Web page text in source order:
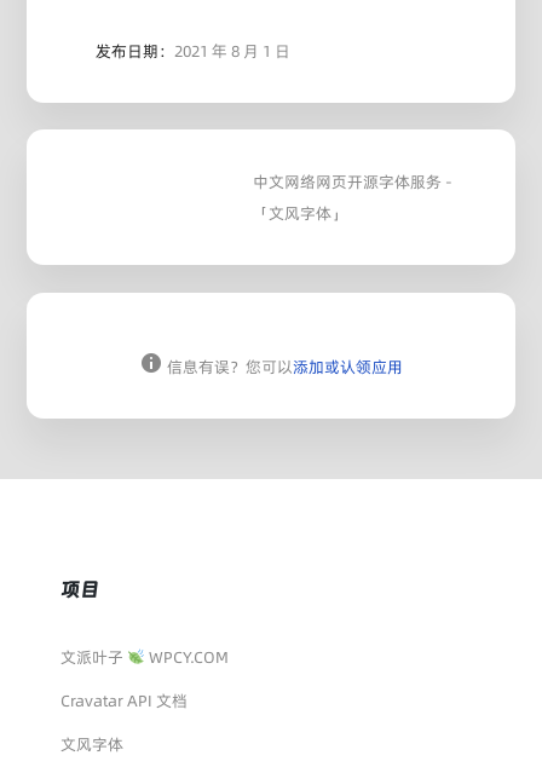
发布日期： 2021 年 8 月 1 日
中文网络网页开源字体服务 -
「文风字体」
信息有误？您可以添加或认领应用
项目
文派叶子
WPCY.COM
Cravatar API 文档
文风字体